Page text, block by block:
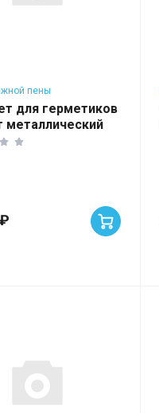
пены
для герметиков